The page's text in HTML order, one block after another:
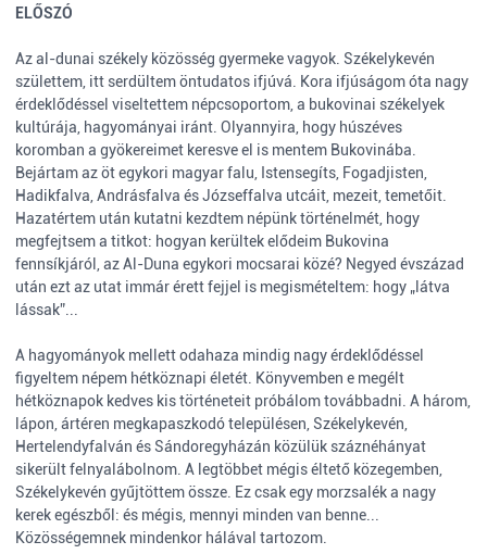
ELŐSZÓ
Az al-dunai székely közösség gyermeke vagyok. Székelykevén
születtem, itt serdültem öntudatos ifjúvá. Kora ifjúságom óta nagy
érdeklődéssel viseltettem népcsoportom, a bukovinai székelyek
kultúrája, hagyományai iránt. Olyannyira, hogy húszéves
koromban a gyökereimet keresve el is mentem Bukovinába.
Bejártam az öt egykori magyar falu, Istensegíts, Fogadjisten,
Hadikfalva, Andrásfalva és Józseffalva utcáit, mezeit, temetőit.
Hazatértem után kutatni kezdtem népünk történelmét, hogy
megfejtsem a titkot: hogyan kerültek elődeim Bukovina
fennsíkjáról, az Al-Duna egykori mocsarai közé? Negyed évszázad
után ezt az utat immár érett fejjel is megismételtem: hogy „látva
lássak”...
A hagyományok mellett odahaza mindig nagy érdeklődéssel
figyeltem népem hétköznapi életét. Könyvemben e megélt
hétköznapok kedves kis történeteit próbálom továbbadni. A három,
lápon, ártéren megkapaszkodó településen, Székelykevén,
Hertelendyfalván és Sándoregyházán közülük száznéhányat
sikerült felnyalábolnom. A legtöbbet mégis éltető közegemben,
Székelykevén gyűjtöttem össze. Ez csak egy morzsalék a nagy
kerek egészből: és mégis, mennyi minden van benne...
Közösségemnek mindenkor hálával tartozom.